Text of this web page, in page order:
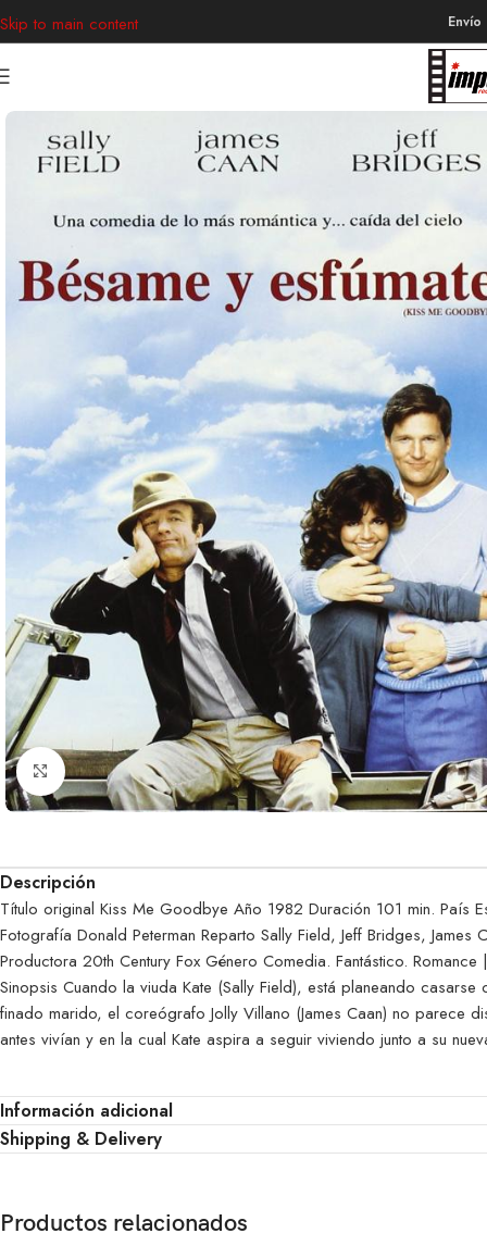
Skip to main content
Clic para ampliar
Descripción
Título original Kiss Me Goodbye Año 1982 Duración 101 min. País
Fotografía Donald Peterman Reparto Sally Field, Jeff Bridges,
Productora 20th Century Fox Género Comedia. Fantástico.
Sinopsis Cuando la viuda Kate (Sally Field), está planeando
finado marido, el coreógrafo Jolly Villano (James Caan) no parece
antes vivían y en la cual Kate aspira a seguir viviendo junto a su
Información adicional
Shipping & Delivery
Productos relacionados